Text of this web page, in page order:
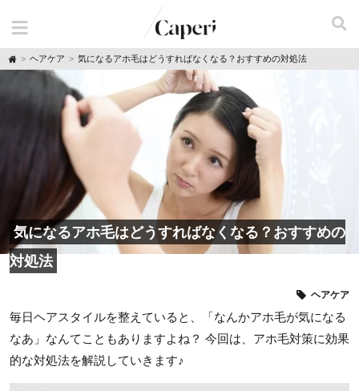
H
o
ヘアケア 気になるアホ毛はどうすればなくなる？おすすめの対処法
気になるアホ毛はどうすればなくなる？おすすめの
対処法
ヘアケア
毎日ヘアスタイルを整えていると、「なんかアホ毛が気になる
なあ」なんてこともありますよね？ 今回は、アホ毛対策に効果
的な対処法を解説していきます♪